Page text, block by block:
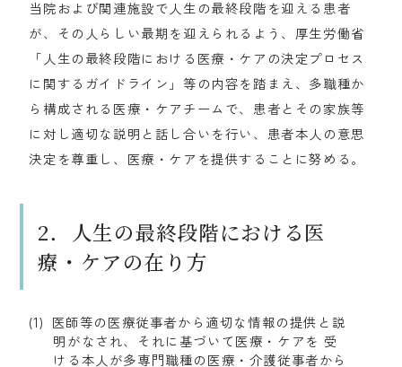
当院および関連施設で人生の最終段階を迎える患者
が、その人らしい最期を迎えられるよう、厚生労働省
「人生の最終段階における医療・ケアの決定プロセス
に関するガイドライン」等の内容を踏まえ、多職種か
ら構成される医療・ケアチームで、患者とその家族等
に対し適切な説明と話し合いを行い、患者本人の意思
決定を尊重し、医療・ケアを提供することに努める。
2．人生の最終段階における医
療・ケアの在り方
医師等の医療従事者から適切な情報の提供と説
明がなされ、それに基づいて医療・ケアを 受
ける本人が多専門職種の医療・介護従事者から